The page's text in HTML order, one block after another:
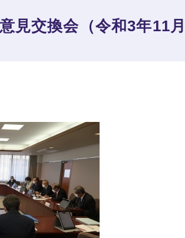
見交換会（令和3年11月